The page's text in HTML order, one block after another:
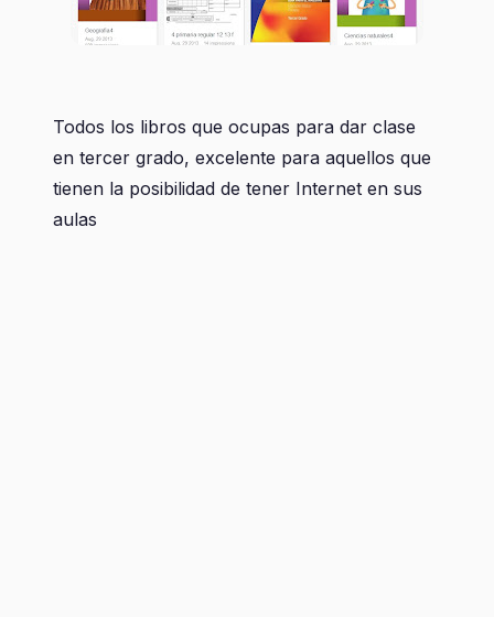
Todos los libros que ocupas para dar clase
en tercer grado, excelente para aquellos que
tienen la posibilidad de tener Internet en sus
aulas